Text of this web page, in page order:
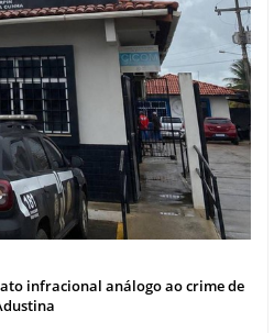
infracional análogo ao crime de